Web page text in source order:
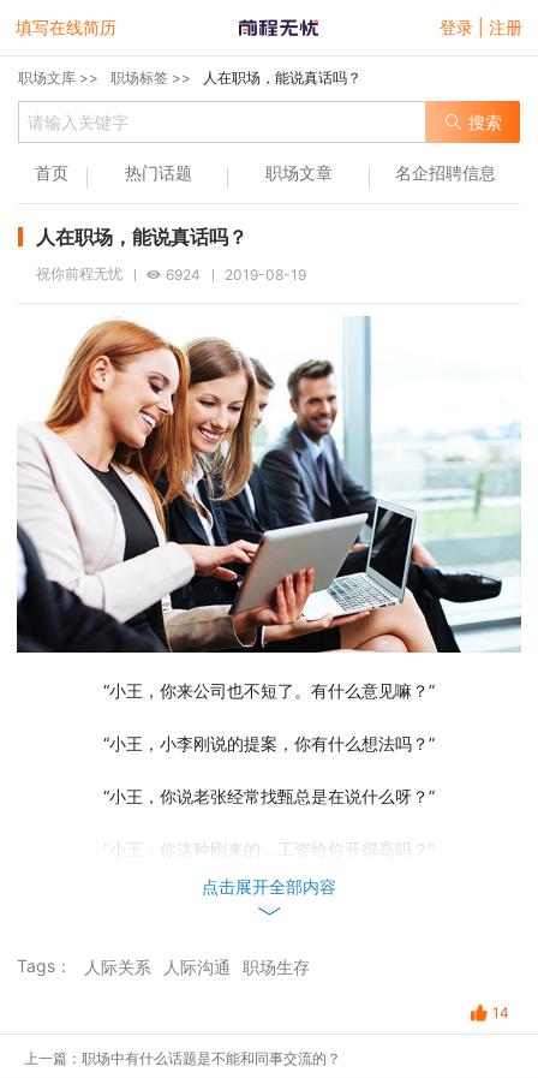
填写在线简历 登录 | 注册
职场文库 >> 职场标签 >> 人在职场，能说真话吗？
搜索
首页 热门话题 职场文章 名企招聘信息
人在职场，能说真话吗？
祝你前程无忧 6924 2019-08-19
“小王，你来公司也不短了。有什么意见嘛？”
“小王，小李刚说的提案，你有什么想法吗？”
“小王，你说老张经常找甄总是在说什么呀？”
“小王，你这种刚来的，工资给你开得高吗？”
工作中，你是不是经常被cue到一些很难回答的问题？关于工作
话怕得罪人。职场，能说真话吗？
大家喜欢说好听话的人，这是放之四海皆准的定律。研表究明，
点击展开全部内容
Tags： 人际关系 人际沟通 职场生存
14
上一篇：职场中有什么话题是不能和同事交流的？